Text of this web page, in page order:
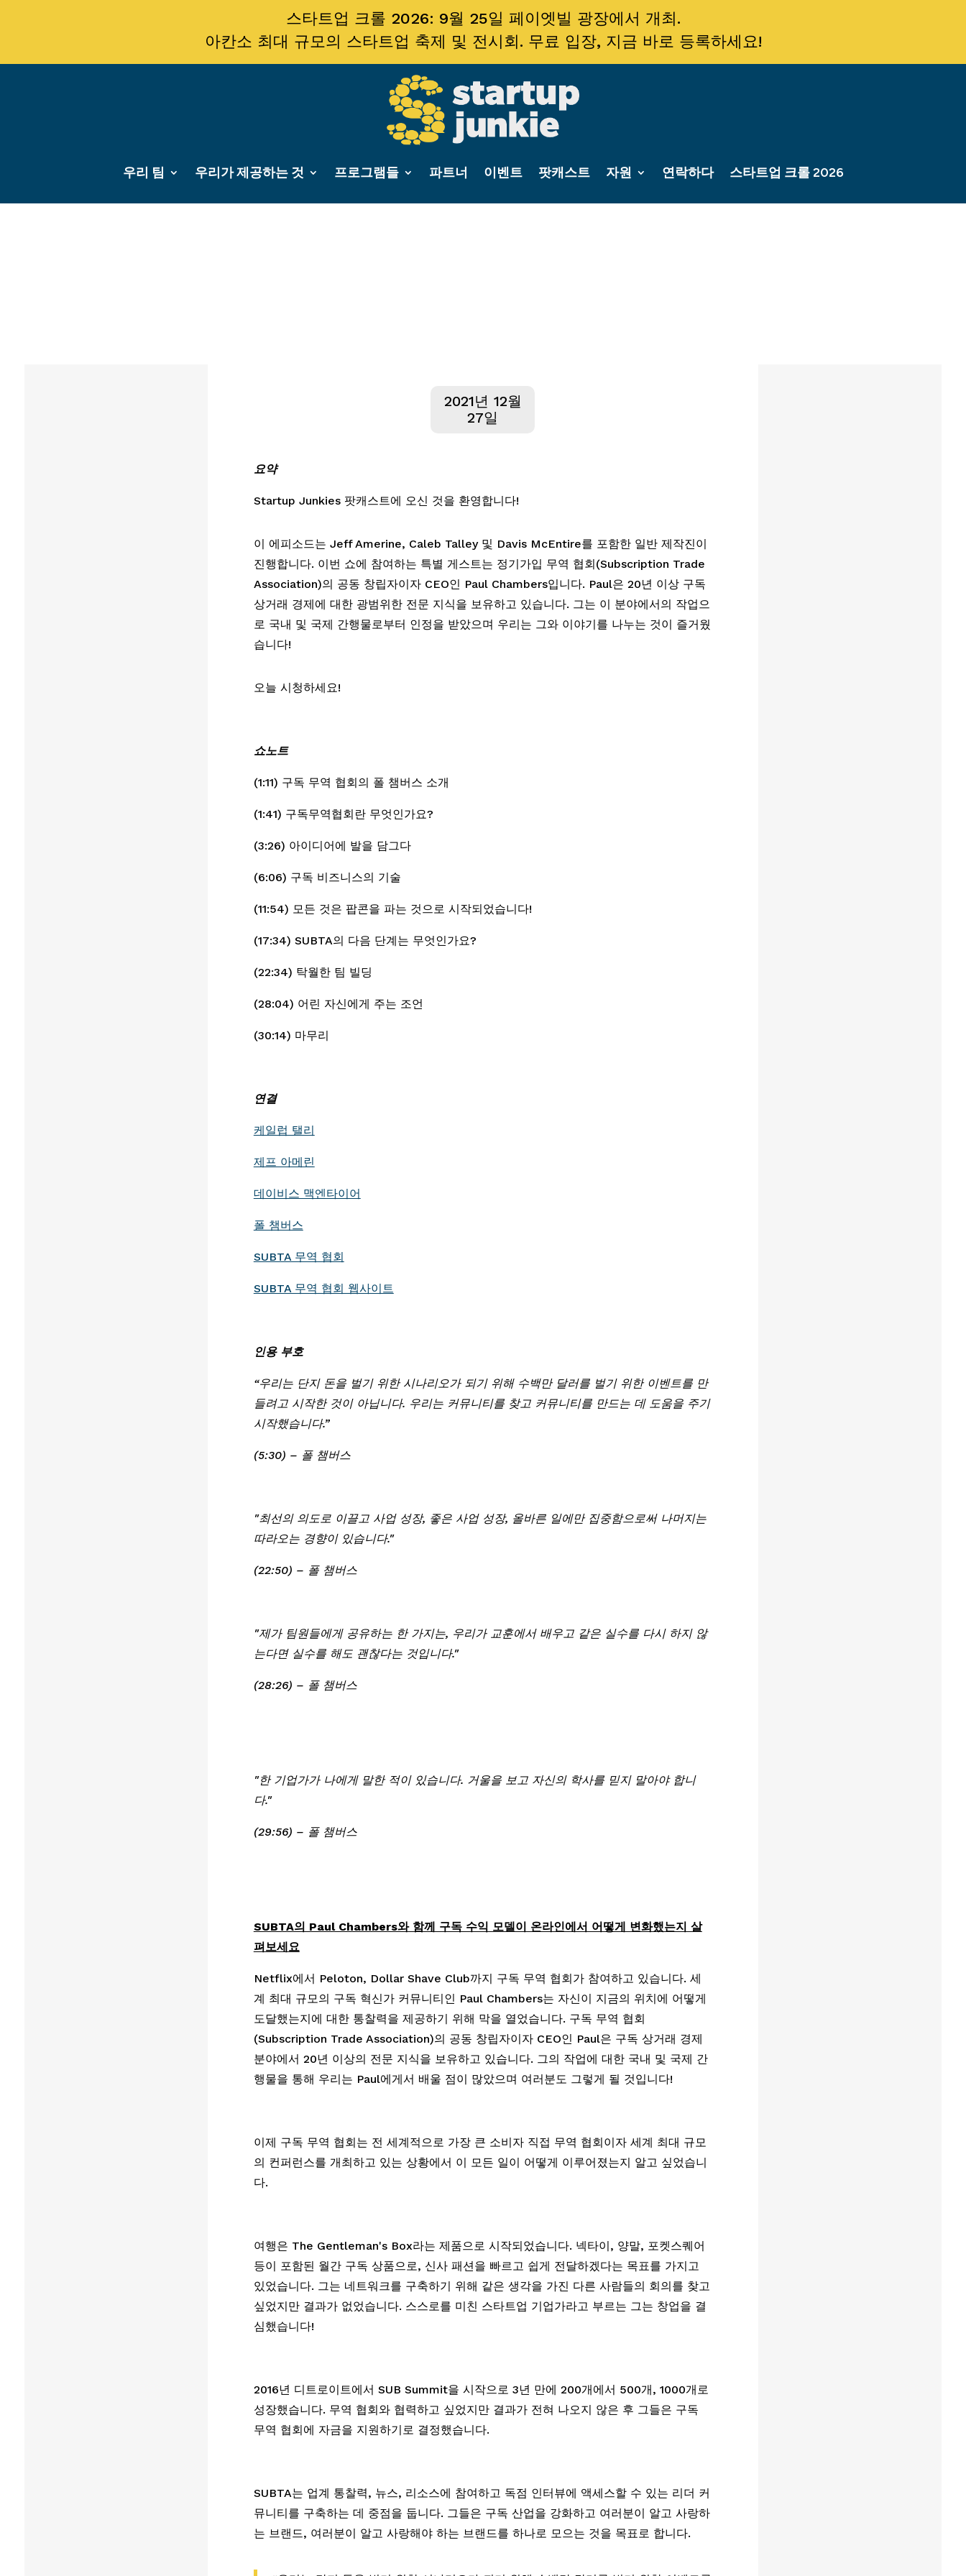
스타트업 크롤 2026: 9월 25일 페이엣빌 광장에서 개최.
아칸소 최대 규모의 스타트업 축제 및 전시회. 무료 입장, 지금 바로 등록하세요!
우리 팀 우리가 제공하는 것 프로그램들 파트너 이벤트 팟캐스트 자원 연락하다 스타트업 크롤 2026
2021년 12월
27일
요약
Startup Junkies 팟캐스트에 오신 것을 환영합니다!
이 에피소드는 Jeff Amerine, Caleb Talley 및 Davis McEntire를 포함한 일반 제작진이
진행합니다. 이번 쇼에 참여하는 특별 게스트는 정기가입 무역 협회(Subscription Trade
Association)의 공동 창립자이자 CEO인 Paul Chambers입니다. Paul은 20년 이상 구독
상거래 경제에 대한 광범위한 전문 지식을 보유하고 있습니다. 그는 이 분야에서의 작업으
로 국내 및 국제 간행물로부터 인정을 받았으며 우리는 그와 이야기를 나누는 것이 즐거웠
습니다!
오늘 시청하세요!
쇼노트
(1:11) 구독 무역 협회의 폴 챔버스 소개
(1:41) 구독무역협회란 무엇인가요?
(3:26) 아이디어에 발을 담그다
(6:06) 구독 비즈니스의 기술
(11:54) 모든 것은 팝콘을 파는 것으로 시작되었습니다!
(17:34) SUBTA의 다음 단계는 무엇인가요?
(22:34) 탁월한 팀 빌딩
(30:14) 마무리
연결
케일럽 탤리
제프 아메린
데이비스 맥엔타이어
폴 챔버스
SUBTA 무역 협회
SUBTA 무역 협회 웹사이트
인용 부호
“우리는 단지 돈을 벌기 위한 시나리오가 되기 위해 수백만 달러를 벌기 위한 이벤트를 만
들려고 시작한 것이 아닙니다. 우리는 커뮤니티를 찾고 커뮤니티를 만드는 데 도움을 주기
시작했습니다.”
(5:30) – 폴 챔버스
"최선의 의도로 이끌고 사업 성장, 좋은 사업 성장, 올바른 일에만 집중함으로써 나머지는
따라오는 경향이 있습니다."
(22:50) – 폴 챔버스
"제가 팀원들에게 공유하는 한 가지는, 우리가 교훈에서 배우고 같은 실수를 다시 하지 않
는다면 실수를 해도 괜찮다는 것입니다."
(28:26) – 폴 챔버스
"한 기업가가 나에게 말한 적이 있습니다. 거울을 보고 자신의 학사를 믿지 말아야 합니
다."
(29:56) – 폴 챔버스
SUBTA의 Paul Chambers와 함께 구독 수익 모델이 온라인에서 어떻게 변화했는지 살
펴보세요
Netflix에서 Peloton, Dollar Shave Club까지 구독 무역 협회가 참여하고 있습니다. 세
계 최대 규모의 구독 혁신가 커뮤니티인 Paul Chambers는 자신이 지금의 위치에 어떻게
도달했는지에 대한 통찰력을 제공하기 위해 막을 열었습니다. 구독 무역 협회
(Subscription Trade Association)의 공동 창립자이자 CEO인 Paul은 구독 상거래 경제
분야에서 20년 이상의 전문 지식을 보유하고 있습니다. 그의 작업에 대한 국내 및 국제 간
행물을 통해 우리는 Paul에게서 배울 점이 많았으며 여러분도 그렇게 될 것입니다!
이제 구독 무역 협회는 전 세계적으로 가장 큰 소비자 직접 무역 협회이자 세계 최대 규모
의 컨퍼런스를 개최하고 있는 상황에서 이 모든 일이 어떻게 이루어졌는지 알고 싶었습니
다.
여행은 The Gentleman's Box라는 제품으로 시작되었습니다. 넥타이, 양말, 포켓스퀘어
등이 포함된 월간 구독 상품으로, 신사 패션을 빠르고 쉽게 전달하겠다는 목표를 가지고
있었습니다. 그는 네트워크를 구축하기 위해 같은 생각을 가진 다른 사람들의 회의를 찾고
싶었지만 결과가 없었습니다. 스스로를 미친 스타트업 기업가라고 부르는 그는 창업을 결
심했습니다!
2016년 디트로이트에서 SUB Summit을 시작으로 3년 만에 200개에서 500개, 1000개로
성장했습니다. 무역 협회와 협력하고 싶었지만 결과가 전혀 나오지 않은 후 그들은 구독
무역 협회에 자금을 지원하기로 결정했습니다.
SUBTA는 업계 통찰력, 뉴스, 리소스에 참여하고 독점 인터뷰에 액세스할 수 있는 리더 커
뮤니티를 구축하는 데 중점을 둡니다. 그들은 구독 산업을 강화하고 여러분이 알고 사랑하
는 브랜드, 여러분이 알고 사랑해야 하는 브랜드를 하나로 모으는 것을 목표로 합니다.